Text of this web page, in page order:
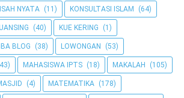
NYATA (11) KONSULTASI ISLAM (64)
(40) KUE KERING (1)
BLOG (38) LOWONGAN (53)
MAHASISWA IPTS (18) MAKALAH (105)
(4) MATEMATIKA (178)